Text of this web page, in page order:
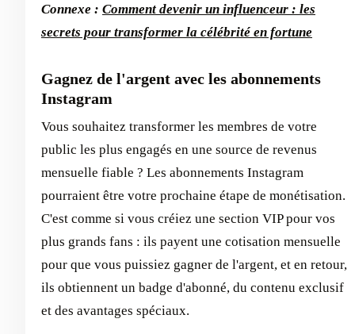
Connexe : Comment devenir un influenceur : les
secrets pour transformer la célébrité en fortune
Gagnez de l'argent avec les abonnements
Instagram
Vous souhaitez transformer les membres de votre
public les plus engagés en une source de revenus
mensuelle fiable ? Les abonnements Instagram
pourraient être votre prochaine étape de monétisation.
C'est comme si vous créiez une section VIP pour vos
plus grands fans : ils payent une cotisation mensuelle
pour que vous puissiez gagner de l'argent, et en retour,
ils obtiennent un badge d'abonné, du contenu exclusif
et des avantages spéciaux.